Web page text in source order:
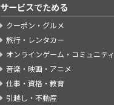
サービスでためる
クーポン・グルメ
旅行・レンタカー
オンラインゲーム・コミュニティ
音楽・映画・アニメ
仕事・資格・教育
引越し・不動産